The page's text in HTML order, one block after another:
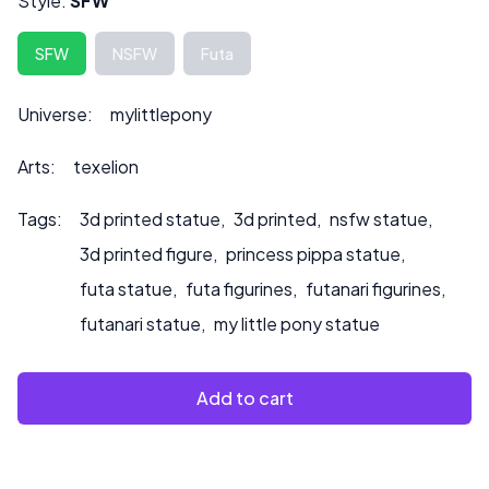
Die Höhe kann auf Anfrage angepasst werden, was sich
auch auf den Preis auswirken kann.
Bitte kontaktieren Sie uns unter ***
info@sultry3dprints.com
oder wenn Sie möchten, dass wir das Produkt bemalen.
SFW NSFW Futa
Universe: mylittlepony
Arts: texelion
Tags: 3d printed statue, 3d printed, nsfw statue,
3d printed figure, princess pippa statue,
futa statue, futa figurines, futanari figurines,
futanari statue, my little pony statue
Add to cart